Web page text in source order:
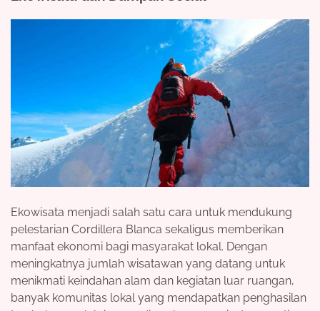
Ekowisata menjadi salah satu cara untuk mendukung
pelestarian Cordillera Blanca sekaligus memberikan
manfaat ekonomi bagi masyarakat lokal. Dengan
meningkatnya jumlah wisatawan yang datang untuk
menikmati keindahan alam dan kegiatan luar ruangan,
banyak komunitas lokal yang mendapatkan penghasilan